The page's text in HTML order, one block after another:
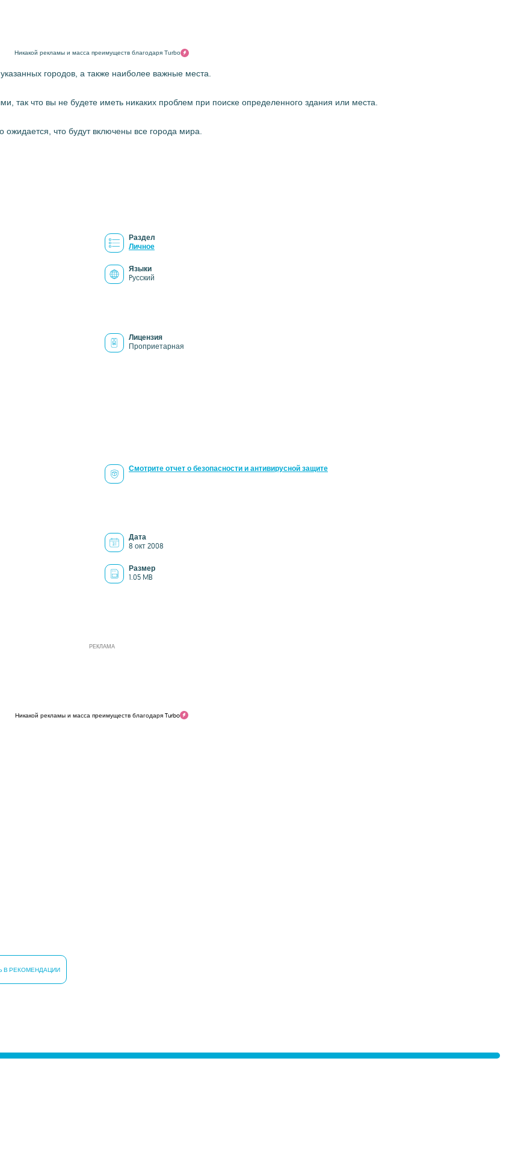
Никакой рекламы и масса преимуществ благодаря Turbo
городов, а также наиболее важные места.
так что вы не будете иметь никаких проблем при поиске определенного здания или места.
что будут включены все города мира.
Раздел
Личное
Языки
Pусский
Лицензия
Проприетарная
Смотрите отчет о безопасности и антивирусной защите
Дата
8 окт 2008
Размер
1.05 MB
РЕКЛАМА
Никакой рекламы и масса преимуществ благодаря Turbo
В РЕКОМЕНДАЦИИ